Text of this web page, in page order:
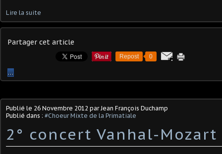
Lire la suite
Partager cet article
Repost 0
…
Publié le 26 Novembre 2012 par Jean François Duchamp
Publié dans : #Choeur Mixte de la Primatiale
2° concert Vanhal-Mozart